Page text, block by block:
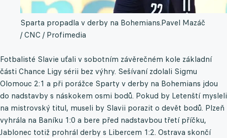
Sparta propadla v derby na Bohemians.Pavel Mazáč
/ CNC / Profimedia
Fotbalisté Slavie uťali v sobotním závěrečném kole základní
části Chance Ligy sérii bez výhry. Sešívaní zdolali Sigmu
Olomouc 2:1 a při porážce Sparty v derby na Bohemians jdou
do nadstavby s náskokem osmi bodů. Pokud by Letenští mysleli
na mistrovský titul, museli by Slavii porazit o devět bodů. Plzeň
vyhrála na Baníku 1:0 a bere před nadstavbou třetí příčku,
Jablonec totiž prohrál derby s Libercem 1:2. Ostrava skončí